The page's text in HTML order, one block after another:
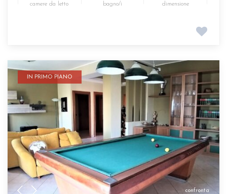
camere da letto bagno/i dimensione
confronta
IN PRIMO PIANO